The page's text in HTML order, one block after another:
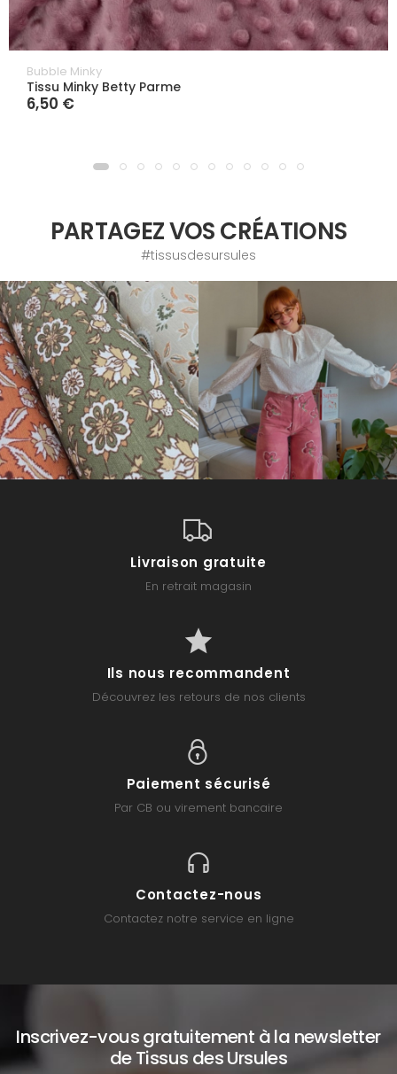
Bubble Minky
Tissu Minky Betty Parme
6,50 €
PARTAGEZ VOS CRÉATIONS
#tissusdesursules
Livraison gratuite
En retrait magasin
Ils nous recommandent
Découvrez les retours de nos clients
Paiement sécurisé
Par CB ou virement bancaire
Contactez-nous
Contactez notre service en ligne
Inscrivez-vous gratuitement à la newsletter
de Tissus des Ursules